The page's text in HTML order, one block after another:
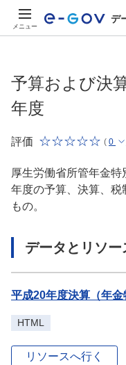
メニュー
デ
予算および決
年度
評価 ( 0
厚生労働省所管年金
年度の予算、決算、税
もの。
データとリソー
平成20年度決算（年金
HTML
リソースへ行く